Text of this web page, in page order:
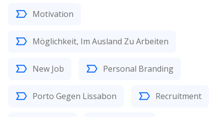
Motivation
Möglichkeit, Im Ausland Zu Arbeiten
New Job Personal Branding
Porto Gegen Lissabon Recruitment